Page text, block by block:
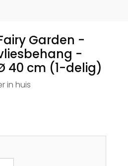
Garden -
-
40 cm (1-delig)
in huis